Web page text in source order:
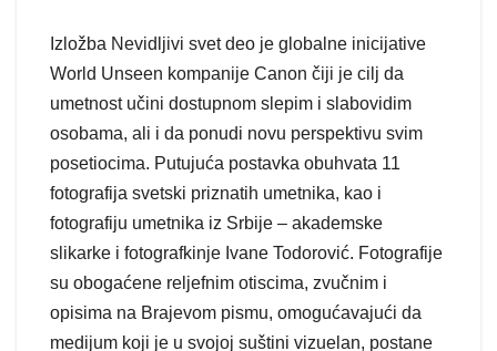
Izložba Nevidljivi svet deo je globalne inicijative
World Unseen kompanije Canon čiji je cilj da
umetnost učini dostupnom slepim i slabovidim
osobama, ali i da ponudi novu perspektivu svim
posetiocima. Putujuća postavka obuhvata 11
fotografija svetski priznatih umetnika, kao i
fotografiju umetnika iz Srbije – akademske
slikarke i fotografkinje Ivane Todorović. Fotografije
su obogaćene reljefnim otiscima, zvučnim i
opisima na Brajevom pismu, omogućavajući da
medijum koji je u svojoj suštini vizuelan, postane